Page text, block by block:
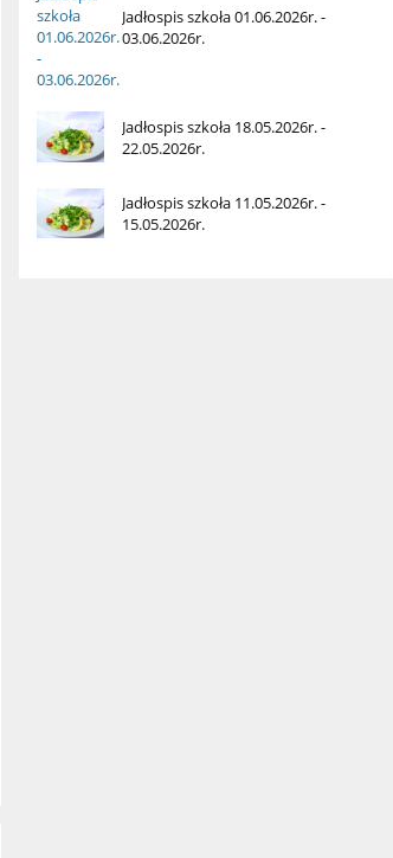
Jadłospis szkoła 01.06.2026r. -
03.06.2026r.
Jadłospis szkoła 18.05.2026r. -
22.05.2026r.
Jadłospis szkoła 11.05.2026r. -
15.05.2026r.